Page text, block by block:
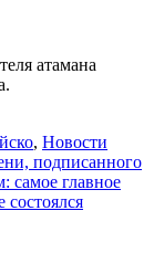
атамана
, Новости
подписанного
главное